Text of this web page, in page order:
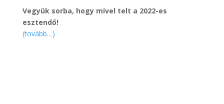
Vegyük sorba, hogy mivel telt a 2022-es
esztendő!
(tovább…)